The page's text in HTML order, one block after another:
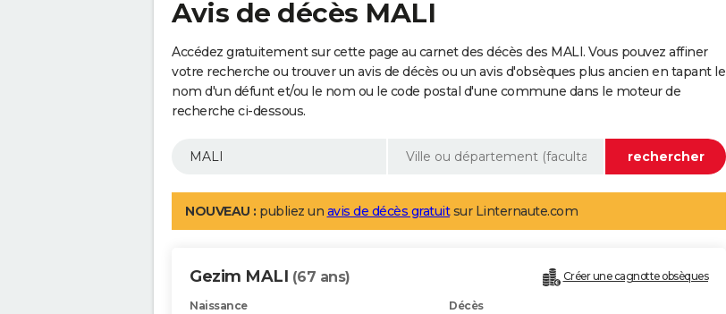
Avis de décès MALI
Accédez gratuitement sur cette page au carnet des décès des MALI. Vous pouvez affiner
votre recherche ou trouver un avis de décès ou un avis d'obsèques plus ancien en tapant le
nom d'un défunt et/ou le nom ou le code postal d'une commune dans le moteur de
recherche ci-dessous.
NOUVEAU : publiez un avis de décès gratuitsur Linternaute.com
Gezim MALI (67 ans) Créer une cagnotte obsèques
Naissance Décès